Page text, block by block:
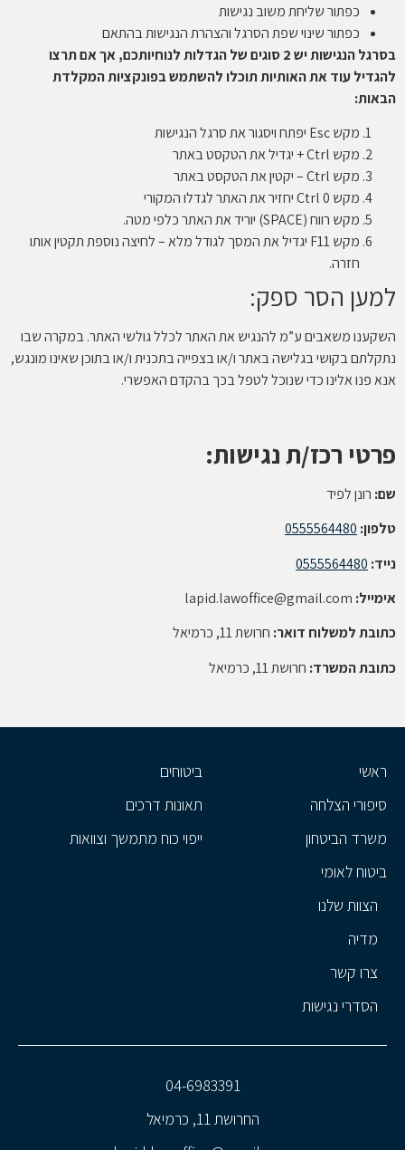
כפתור שליחת משוב נגישות
כפתור שינוי שפת הסרגל והצהרת הנגישות בהתאם
בסרגל הנגישות יש 2 סוגים של הגדלות לנוחיותכם, אך אם תרצו
להגדיל עוד את האותיות תוכלו להשתמש בפונקציות המקלדת
הבאות:
מקש Esc יפתח ויסגור את סרגל הנגישות
מקש Ctrl + יגדיל את הטקסט באתר
מקש Ctrl – יקטין את הטקסט באתר
מקש Ctrl 0 יחזיר את האתר לגדלו המקורי
מקש רווח (SPACE) יוריד את האתר כלפי מטה.
מקש F11 יגדיל את המסך לגודל מלא – לחיצה נוספת תקטין אותו
חזרה.
למען הסר ספק:
השקענו משאבים ע”מ להנגיש את האתר לכלל גולשי האתר. במקרה שבו
נתקלתם בקושי בגלישה באתר ו/או בצפייה בתכנית ו/או בתוכן שאינו מונגש,
אנא פנו אלינו כדי שנוכל לטפל בכך בהקדם האפשרי.
פרטי רכז/ת נגישות:
שם: רונן לפיד
טלפון: 0555564480
נייד: 0555564480
אימייל:
כתובת למשלוח דואר: חרושת 11, כרמיאל
כתובת המשרד: חרושת 11, כרמיאל
ראשי
סיפורי הצלחה
משרד הביטחון
ביטוח לאומי
ביטוחים
תאונות דרכים
ייפוי כוח מתמשך וצוואות
הצוות שלנו
מדיה
צרו קשר
הסדרי נגישות
04-6983391
החרושת 11, כרמיאל